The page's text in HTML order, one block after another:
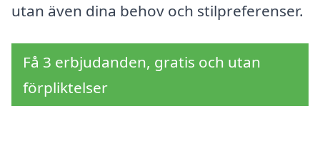
utan även dina behov och stilpreferenser.
Få 3 erbjudanden, gratis och utan
förpliktelser